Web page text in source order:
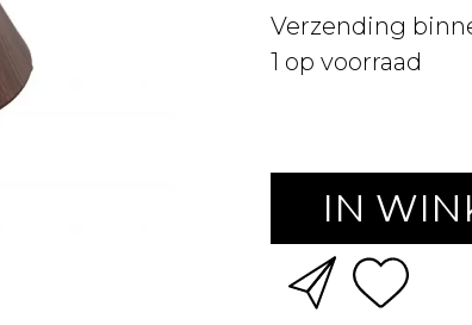
Verzending
1 op voorraad
IN